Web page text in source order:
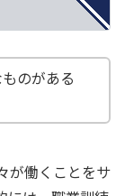
のがある
が働くことをサ